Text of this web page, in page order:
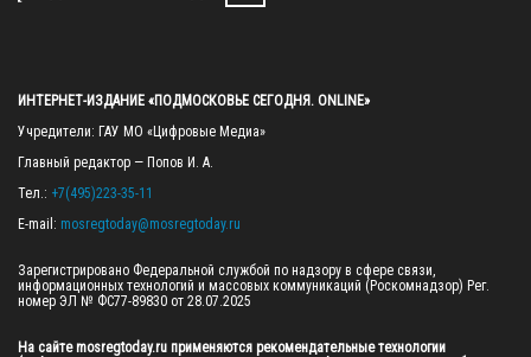
ИНТЕРНЕТ-ИЗДАНИЕ «ПОДМОСКОВЬЕ СЕГОДНЯ. ONLINE»
Учредители: ГАУ МО «Цифровые Медиа»
Главный редактор — Попов И. А.
Тел.: +7(495)223-35-11
E-mail: mosregtoday@mosregtoday.ru
Зарегистрировано Федеральной службой по надзору в сфере связи,
информационных технологий и массовых коммуникаций (Роскомнадзор) Рег.
номер ЭЛ № ФС77-89830 от 28.07.2025
На сайте mosregtoday.ru применяются рекомендательные технологии